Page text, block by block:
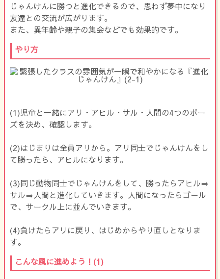
じゃんけんに勝つと進化できるので、思わず夢中になり
友達との交流が広がります。
また、異年齢や親子の集会などでも効果的です。
やり方
(1)児童と一緒にアリ・アヒル・サル・人間の4つのポー
ズを決め、確認します。
(2)はじまりは全員アリから。アリ同士でじゃんけんをし
て勝ったら、アヒルになります。
(3)同じ動物同士でじゃんけんをして、勝ったらアヒル⇒
サル⇒人間と進化していきます。人間になったらゴール
で、サークル上に並んでいきます。
(4)負けたらアリに戻り、はじめからやり直しとなりま
す。
こんな風に進めよう！(1)